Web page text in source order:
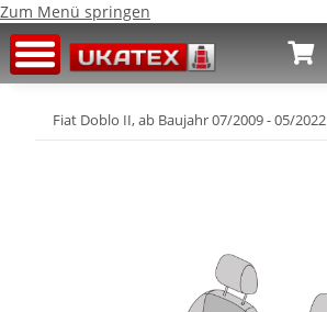
Zum Menü springen
Fiat Doblo II, ab Baujahr 07/2009 - 05/2022